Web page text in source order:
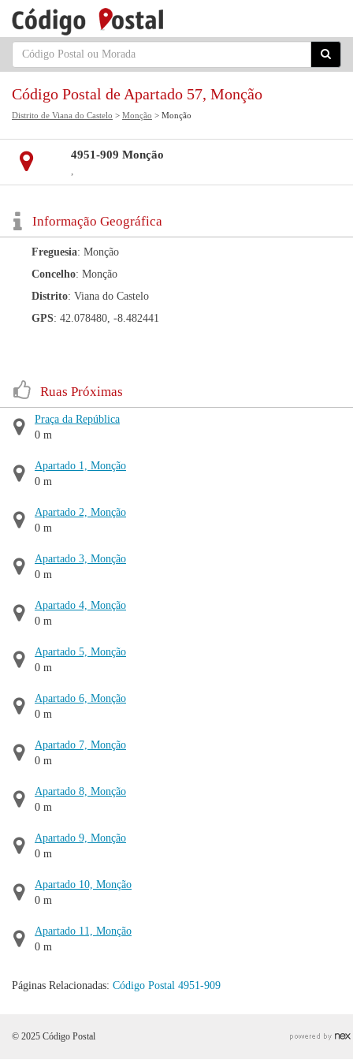
Código Postal de Apartado 57, Monção
Distrito de Viana do Castelo > Monção > Monção
4951-909 Monção
,
Informação Geográfica
Freguesia: Monção
Concelho: Monção
Distrito: Viana do Castelo
GPS: 42.078480, -8.482441
Ruas Próximas
Praça da República
0 m
Apartado 1, Monção
0 m
Apartado 2, Monção
0 m
Apartado 3, Monção
0 m
Apartado 4, Monção
0 m
Apartado 5, Monção
0 m
Apartado 6, Monção
0 m
Apartado 7, Monção
0 m
Apartado 8, Monção
0 m
Apartado 9, Monção
0 m
Apartado 10, Monção
0 m
Apartado 11, Monção
0 m
Páginas Relacionadas: Código Postal 4951-909
© 2025 Código Postal